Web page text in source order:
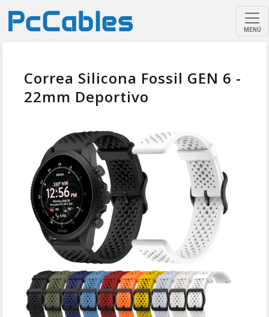
MENÚ
Correa Silicona Fossil GEN 6 -
22mm Deportivo